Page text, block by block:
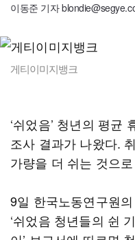
이동준 기자
게티이미지뱅크
‘쉬었음’ 청년의 평균
조사 결과가 나왔다.
가량을 더 쉬는 것으
9일 한국노동연구원
‘쉬었음 청년들의 쉰